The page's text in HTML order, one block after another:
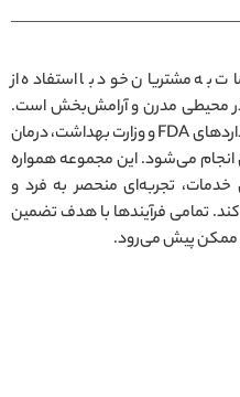
به مشتریان خود با استفاده از
در محیطی مدرن و آرامش‌بخش است.
تمامی خدمات ارائه‌شده مطابق با استانداردهای FDA و وزارت بهداشت، درمان
می‌شود. این مجموعه همواره
تجربه‌ای منحصر به فرد و
تمامی فرآیندها با هدف تضمین
ممکن پیش می‌رود.